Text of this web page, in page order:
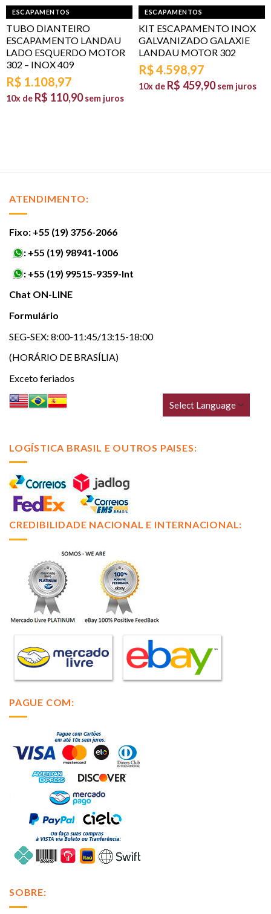
ESCAPAMENTOS
TUBO DIANTEIRO
ESCAPAMENTO LANDAU
LADO ESQUERDO MOTOR
302 – INOX 409
R$ 1.108,97
10x de R$ 110,90 sem juros
ESCAPAMENTOS
KIT ESCAPAMENTO INOX
GALVANIZADO GALAXIE
LANDAU MOTOR 302
R$4.598,97
10x de R$ 459,90 sem juros
ATENDIMENTO:
Fixo: +55 (19) 3756-2066
: +55 (19) 98941-1006
: +55 (19) 99515-9359-Int
Chat ON-LINE
Formulário
SEG-SEX: 8:00-11:45/13:15-18:00
(HORÁRIO DE BRASÍLIA)
Exceto feriados
LOGÍSTICA BRASIL E OUTROS PAISES:
CREDIBILIDADE NACIONAL E INTERNACIONAL:
PAGUE COM:
SOBRE: